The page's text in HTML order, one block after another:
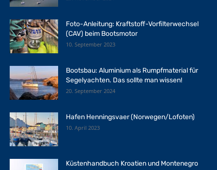
Foto-Anleitung: Kraftstoff-Vorfilterwechsel
(CAV) beim Bootsmotor
10. September 2023
Bootsbau: Aluminium als Rumpfmaterial für
Segelyachten. Das sollte man wissen!
20. September 2024
Hafen Henningsvaer (Norwegen/Lofoten)
10. April 2023
Küstenhandbuch Kroatien und Montenegro